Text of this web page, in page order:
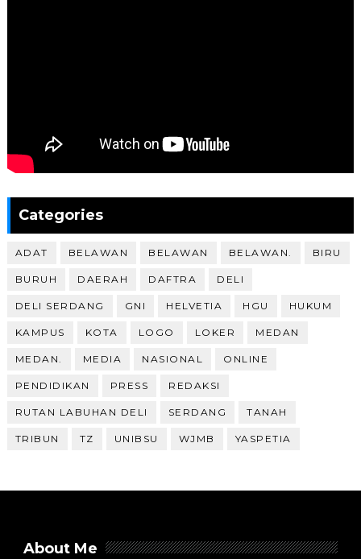
Categories
ADAT BELAWAN BELAWAN BELAWAN. BIRU
BURUH DAERAH DAFTRA DELI
DELI SERDANG GNI HELVETIA HGU HUKUM
KAMPUS KOTA LOGO LOKER MEDAN
MEDAN. MEDIA NASIONAL ONLINE
PENDIDIKAN PRESS REDAKSI
RUTAN LABUHAN DELI SERDANG TANAH
TRIBUN TZ UNIBSU WJMB YASPETIA
About Me